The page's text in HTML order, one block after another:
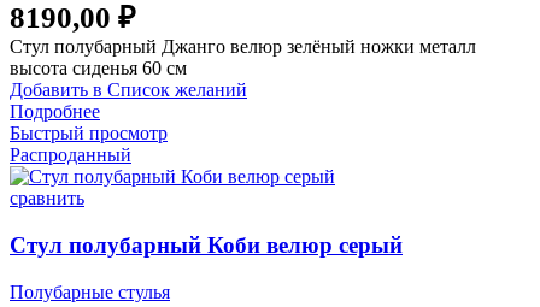
8190,00 ₽
Стул полубарный Джанго велюр зелёный ножки металл
высота сиденья 60 см
Добавить в Список желаний
Подробнее
Быстрый просмотр
Распроданный
сравнить
Стул полубарный Коби велюр серый
Полубарные стулья